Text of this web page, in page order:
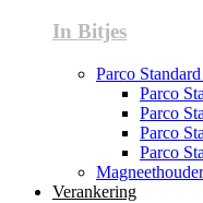
In Bitjes
Parco
Parco
Parco
Parco
Parco
Verankering